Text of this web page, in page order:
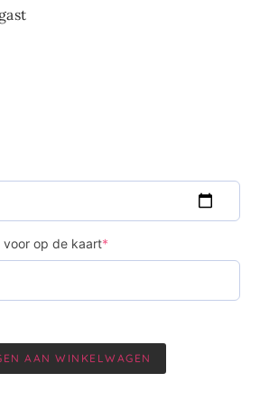
voor op de kaart*
AAN WINKELWAGEN